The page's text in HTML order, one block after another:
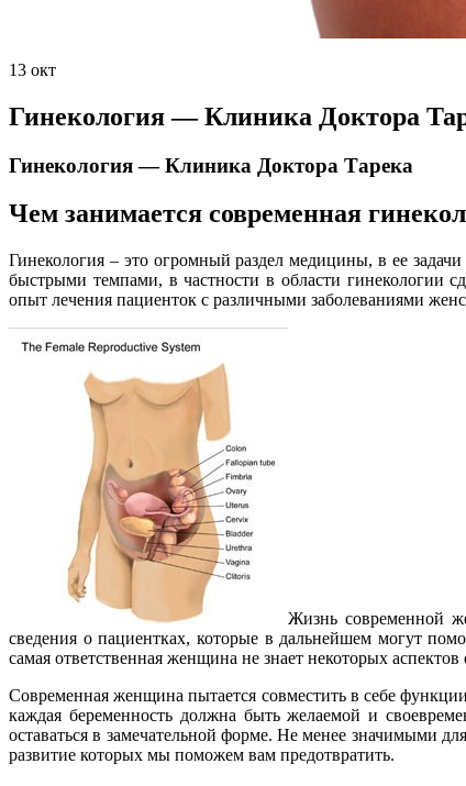
13 окт
Гинекология — Клиника Доктора
Гинекология — Клиника Доктора Тарека
Чем занимается современная
Гинекология – это огромный раздел медицины, в ее
быстрыми темпами, в частности в области
опыт лечения пациенток с различными заболеваниями
Жизнь современной
сведения о пациентках, которые в дальнейшем могут
самая ответственная женщина не знает некоторых
Современная женщина пытается совместить в себе
каждая беременность должна быть желаемой и
оставаться в замечательной форме. Не менее значимыми
развитие которых мы поможем вам предотвратить.